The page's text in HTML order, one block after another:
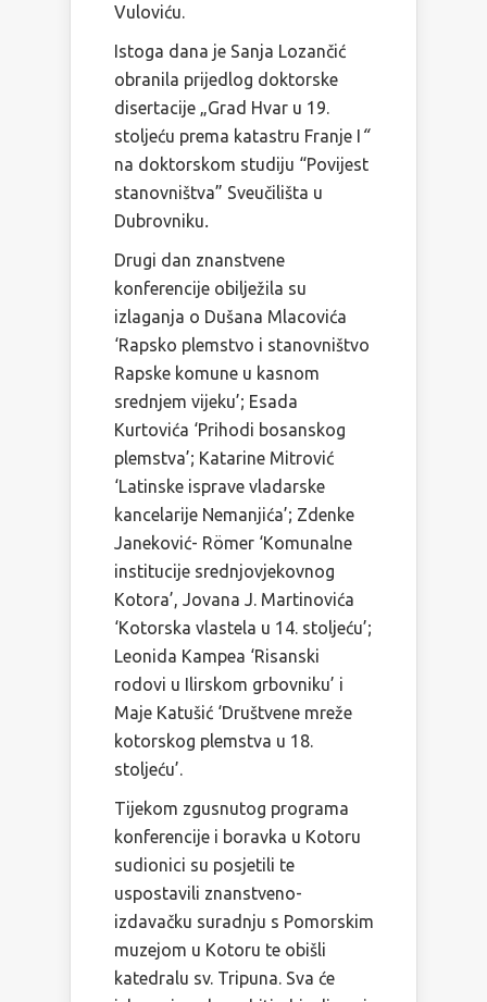
Vuloviću.
Istoga dana je Sanja Lozančić
obranila prijedlog doktorske
disertacije „Grad Hvar u 19.
stoljeću prema katastru Franje I “
na doktorskom studiju “Povijest
stanovništva” Sveučilišta u
Dubrovniku.
Drugi dan znanstvene
konferencije obilježila su
izlaganja o Dušana Mlacovića
‘Rapsko plemstvo i stanovništvo
Rapske komune u kasnom
srednjem vijeku’; Esada
Kurtovića ‘Prihodi bosanskog
plemstva’; Katarine Mitrović
‘Latinske isprave vladarske
kancelarije Nemanjića’; Zdenke
Janeković- Römer ‘Komunalne
institucije srednjovjekovnog
Kotora’, Jovana J. Martinovića
‘Kotorska vlastela u 14. stoljeću’;
Leonida Kampea ‘Risanski
rodovi u Ilirskom grbovniku’ i
Maje Katušić ‘Društvene mreže
kotorskog plemstva u 18.
stoljeću’.
Tijekom zgusnutog programa
konferencije i boravka u Kotoru
sudionici su posjetili te
uspostavili znanstveno-
izdavačku suradnju s Pomorskim
muzejom u Kotoru te obišli
katedralu sv. Tripuna. Sva će